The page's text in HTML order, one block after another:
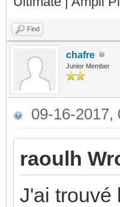
Find
chafre
Junior Member
09-16-2017,
raoulh
J'ai trouvé